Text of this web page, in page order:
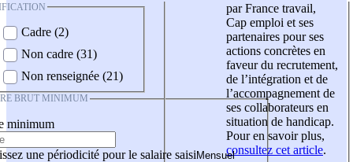
Cadre (2)
Non cadre (31)
Non renseignée (21)
BRUT MINIMUM
minimum
une périodicité pour le salaire saisi
par France travail,
Cap emploi et ses
partenaires pour ses
actions concrètes en
faveur du recrutement,
de l’intégration et de
l’accompagnement de
ses collaborateurs en
situation de handicap.
Pour en savoir plus,
consultez cet article.